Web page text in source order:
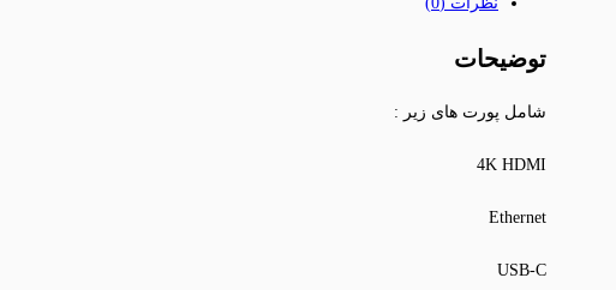
توضیحات
شامل پورت های زیر :
4K HDMI
Ethernet
USB-C